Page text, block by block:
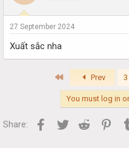
27 September 2024
Xuất sắc nha
Prev
You must log in
Share: Facebook
Twitter Reddit